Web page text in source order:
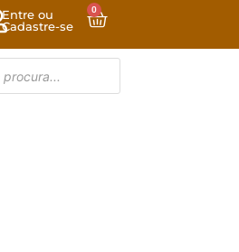
Entre ou
Cadastre-se
0